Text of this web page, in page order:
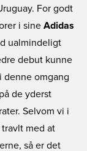
For godt
i sine Adidas
ualmindeligt
debut kunne
denne omgang
de yderst
Selvom vi i
med at
så er det